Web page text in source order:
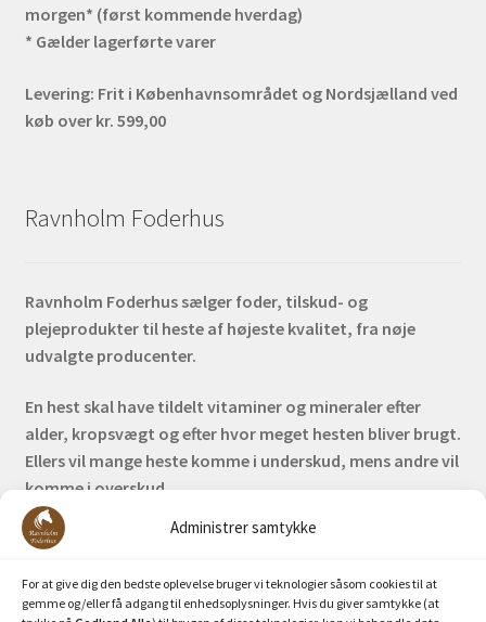
Administrer samtykke
For at give dig den bedste oplevelse bruger vi teknologier såsom cookies til at
gemme og/eller få adgang til enhedsoplysninger. Hvis du giver samtykke (at
morgen* (først kommende hverdag)
* Gælder lagerførte varer
Levering: Frit i Københavnsområdet og Nordsjælland ved
køb over kr. 599,00
Ravnholm Foderhus
Ravnholm Foderhus sælger foder, tilskud- og
plejeprodukter til heste af højeste kvalitet, fra nøje
udvalgte producenter.
En hest skal have tildelt vitaminer og mineraler efter
alder, kropsvægt og efter hvor meget hesten bliver brugt.
Ellers vil mange heste komme i underskud, mens andre vil
komme i overskud.
Bank: Nordea / Reg: 2413 Konto nr. 6285 704 772